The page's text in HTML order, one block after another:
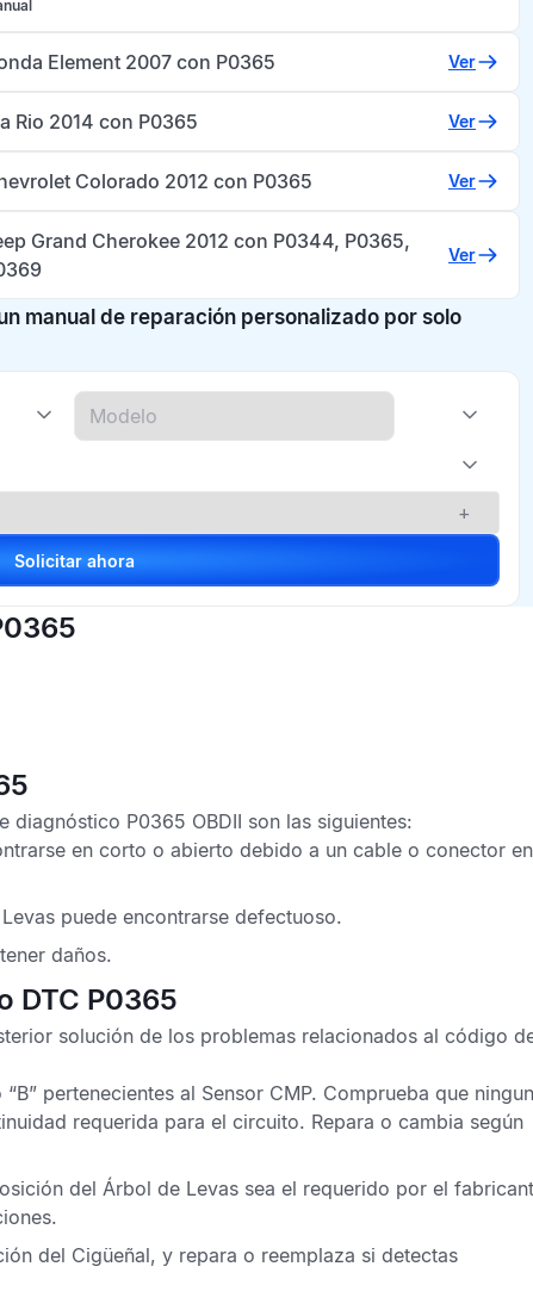
Element 2007 con P0365 Ver
Rio 2014 con P0365 Ver
Colorado 2012 con P0365 Ver
Grand Cherokee 2012 con P0344, P0365,
Ver
manual de reparación personalizado por solo
+
Solicitar ahora
diagnóstico P0365 OBDII son las siguientes:
en corto o abierto debido a un cable o conector en
puede encontrarse defectuoso.
daños.
DTC P0365
solución de los problemas relacionados al código
pertenecientes al Sensor CMP. Comprueba que
requerida para el circuito. Repara o cambia según
del Árbol de Levas sea el requerido por el
del Cigüeñal, y repara o reemplaza si detectas